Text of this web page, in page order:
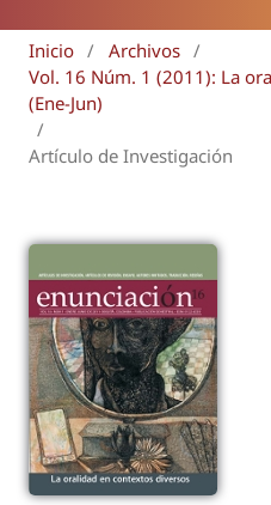
Inicio / Archivos /
Vol. 16 Núm. 1 (2011): La
(Ene-Jun)
/
Artículo de Investigación